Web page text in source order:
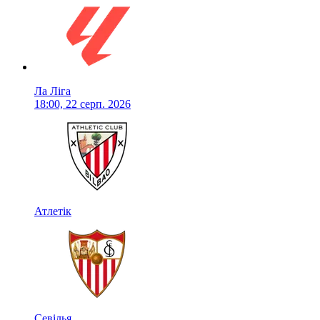
Ла Ліга
18:00, 22 серп. 2026
Атлетік